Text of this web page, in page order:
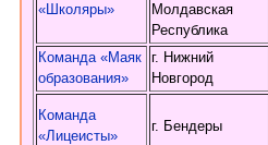
«Школяры»
Молдавская
Республика
Команда «Маяк
образования»
г. Нижний
Новгород
Команда
«Лицеисты»
г. Бендеры